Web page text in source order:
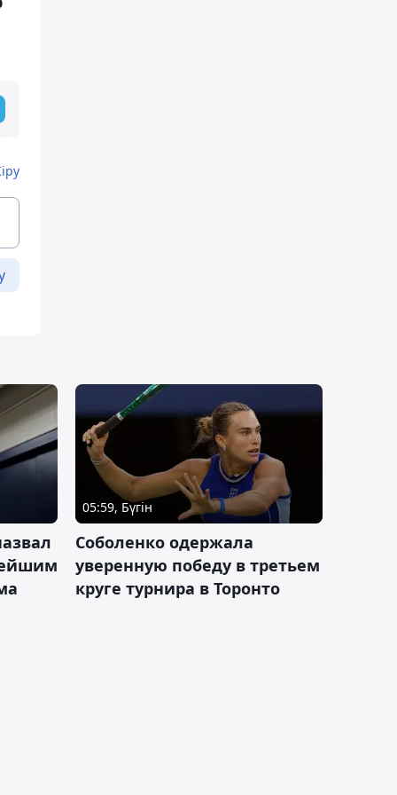
05:59, Бүгін
Соболенко одержала
уверенную победу в третьем
круге турнира в Торонто